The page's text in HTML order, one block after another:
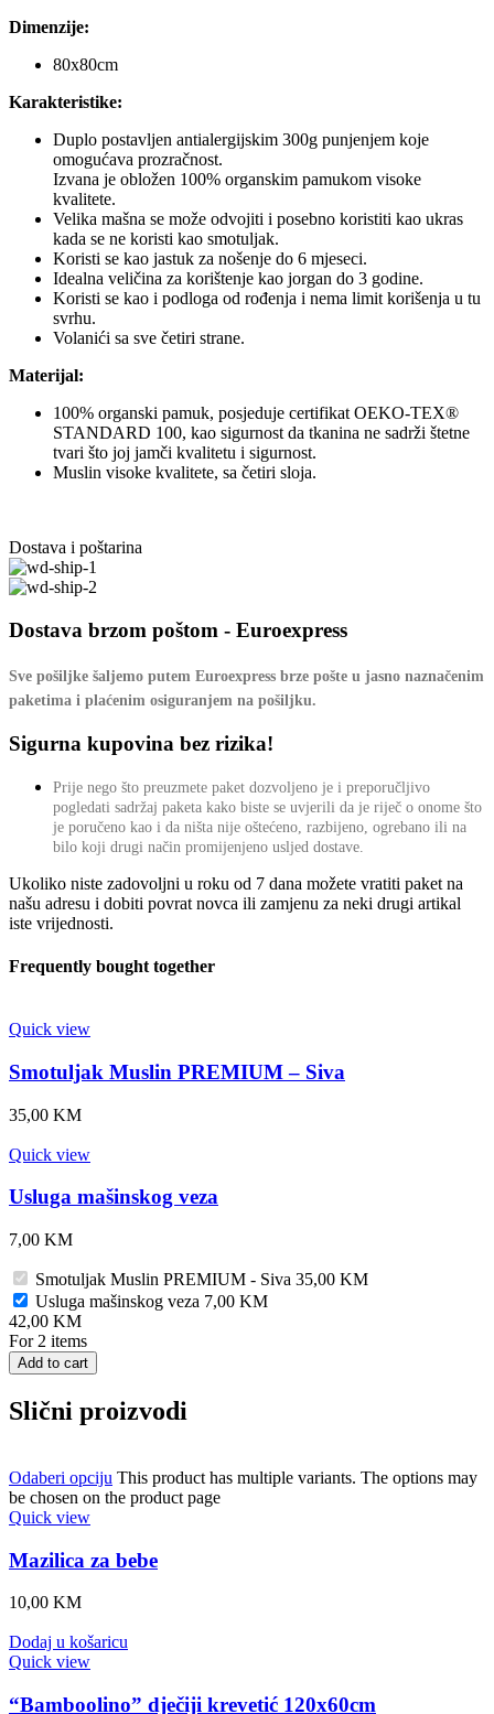
Dimenzije:
80x80cm
Karakteristike:
Duplo postavljen antialergijskim 300g punjenjem koje
omogućava prozračnost.
Izvana je obložen 100% organskim pamukom visoke
kvalitete.
Velika mašna se može odvojiti i posebno koristiti kao ukras
kada se ne koristi kao smotuljak.
Koristi se kao jastuk za nošenje do 6 mjeseci.
Idealna veličina za korištenje kao jorgan do 3 godine.
Koristi se kao i podloga od rođenja i nema limit korišenja u tu
svrhu.
Volanići sa sve četiri strane.
Materijal:
100% organski pamuk, posjeduje certifikat OEKO-TEX®
STANDARD 100, kao sigurnost da tkanina ne sadrži štetne
tvari što joj jamči kvalitetu i sigurnost.
Muslin visoke kvalitete, sa četiri sloja.
Dostava i poštarina
Dostava brzom poštom - Euroexpress
Sve pošiljke šaljemo putem Euroexpress brze pošte u jasno naznačenim
paketima i plaćenim osiguranjem na pošiljku.
Sigurna kupovina bez rizika!
Prije nego što preuzmete paket dozvoljeno je i preporučljivo
pogledati sadržaj paketa kako biste se uvjerili da je riječ o onome što
je poručeno kao i da ništa nije oštećeno, razbijeno, ogrebano ili na
bilo koji drugi način promijenjeno usljed dostave.
Ukoliko niste zadovoljni u roku od 7 dana možete vratiti paket na
našu adresu i dobiti povrat novca ili zamjenu za neki drugi artikal
iste vrijednosti.
Frequently bought together
Quick view
Smotuljak Muslin PREMIUM – Siva
35,00 KM
Quick view
Usluga mašinskog veza
7,00 KM
Smotuljak Muslin PREMIUM - Siva 35,00 KM
Usluga mašinskog veza 7,00 KM
42,00 KM
For 2 items
Add to cart
Slični proizvodi
Odaberi opciju This product has multiple variants. The options may
be chosen on the product page
Quick view
Mazilica za bebe
10,00 KM
Dodaj u košaricu
Quick view
“Bamboolino” dječiji krevetić 120x60cm